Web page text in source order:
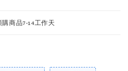
購商品7-14工作天